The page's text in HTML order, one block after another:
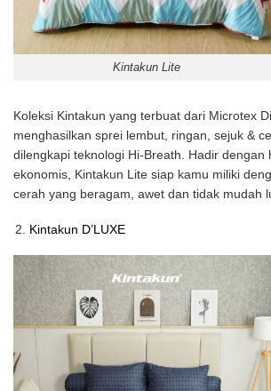
Kintakun Lite
Koleksi Kintakun yang terbuat dari Microtex
menghasilkan sprei lembut, ringan, sejuk &
dilengkapi teknologi Hi-Breath. Hadir dengan
ekonomis, Kintakun Lite siap kamu miliki
cerah yang beragam, awet dan tidak mudah
Kintakun D’LUXE